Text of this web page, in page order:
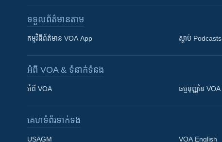
ទទួល​ព័ត៌មាន​តាម
កម្មវិធី​ព័ត៌មាន VOA App ស្តាប់ Podcasts
អំពី​ VOA & ទំនាក់ទំនង
អំពី​ VOA ធម្មនុញ្ញ​នៃ VOA
គេហទំព័រ​​ទាក់ទង
USAGM VOA English